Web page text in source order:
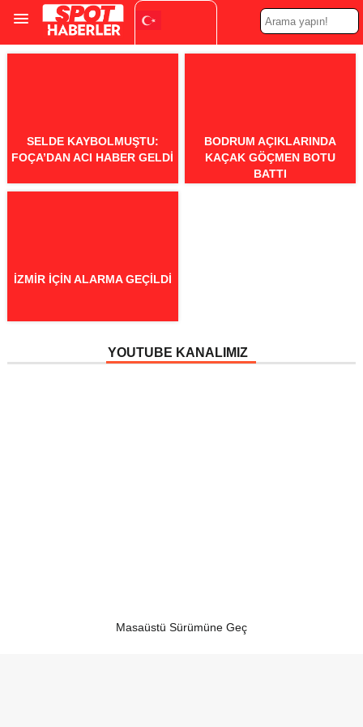
Turkish
SELDE KAYBOLMUŞTU:
FOÇA’DAN ACI HABER GELDI
BODRUM AÇIKLARINDA
KAÇAK GÖÇMEN BOTU
BATTI
İZMIR İÇIN ALARMA GEÇILDI
YOUTUBE KANALIMIZ
Masaüstü Sürümüne Geç